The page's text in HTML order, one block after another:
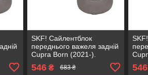
SKF! Сайлентблок
переднього важеля задній
Cupra Born (2021-).
Нижній. Німеччина! 38379
, FE38403 , VKDS331041
546₴ 683 ₴
,546